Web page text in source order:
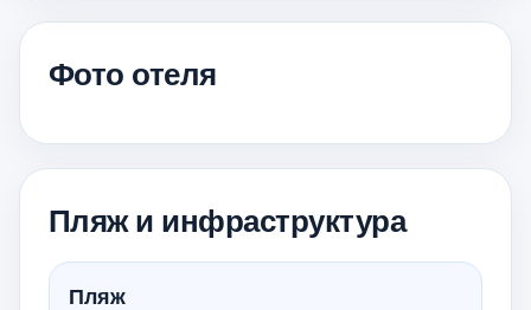
Фото отеля
Пляж и инфраструктура
Пляж